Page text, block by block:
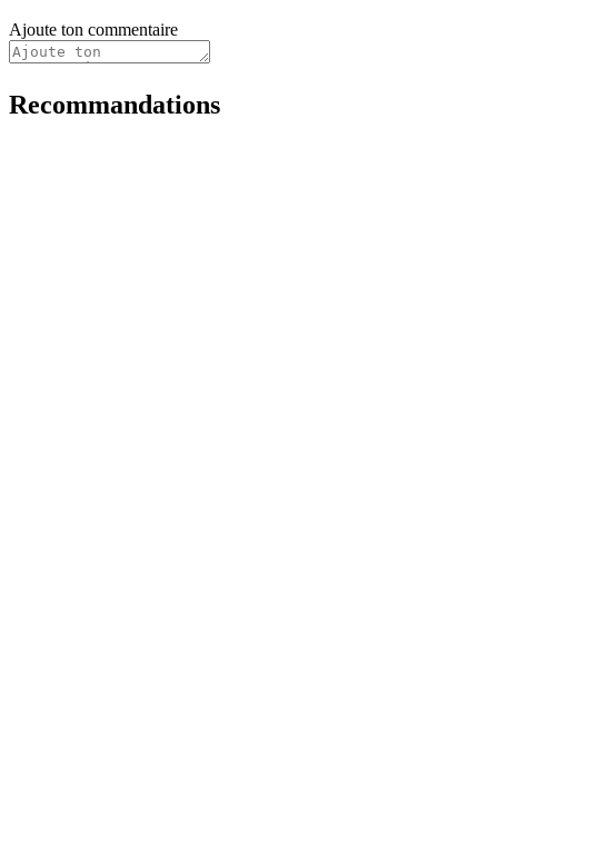
Ajoute ton commentaire
Recommandations